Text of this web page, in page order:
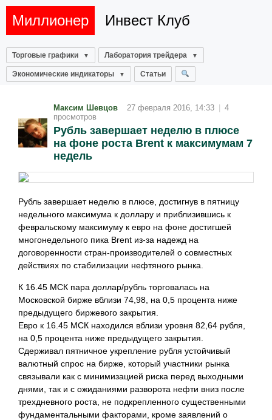
Миллионер Инвест Клуб
Торговые графики Лаборатория трейдера
Экономические индикаторы Статьи
Максим Шевцов 27 февраля 2016, 14:33
4
просмотров
Рубль завершает неделю в плюсе
на фоне роста Brent к максимумам 7
недель
Рубль завершает неделю в плюсе, достигнув в пятницу
недельного максимума к доллару и приблизившись к
февральскому максимуму к евро на фоне достигшей
многонедельного пика Brent из-за надежд на
договоренности стран-производителей о совместных
действиях по стабилизации нефтяного рынка.
К 16.45 МСК пара доллар/рубль торговалась на
Московской бирже вблизи 74,98, на 0,5 процента ниже
предыдущего биржевого закрытия.
Евро к 16.45 МСК находился вблизи уровня 82,64 рубля,
на 0,5 процента ниже предыдущего закрытия.
Сдерживал пятничное укрепление рубля устойчивый
валютный спрос на бирже, который участники рынка
связывали как с минимизацией риска перед выходными
днями, так и с ожиданиями разворота нефти вниз после
трехдневного роста, не подкрепленного существенными
фундаментальными факторами, кроме заявлений о